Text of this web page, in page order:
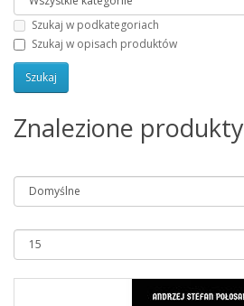
Szukaj w podkategoriach
Szukaj w opisach produktów
Znalezione produkty